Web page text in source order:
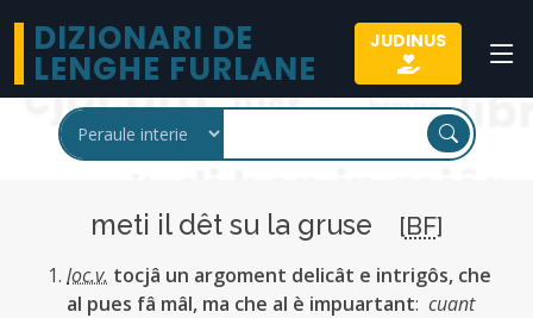
DIZIONARI DE
LENGHE FURLANE
JUDINUS
meti il dêt su la gruse [BF]
loc.v. tocjâ un argoment delicât e intrigôs, che
al pues fâ mâl, ma che al è impuartant: cuant